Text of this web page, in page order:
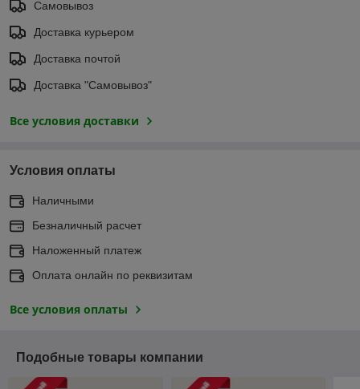
Самовывоз
Доставка курьером
Доставка почтой
Доставка "Самовывоз"
Все условия доставки
Условия оплаты
Наличными
Безналичный расчет
Наложенный платеж
Оплата онлайн по реквизитам
Все условия оплаты
Подобные товары компании